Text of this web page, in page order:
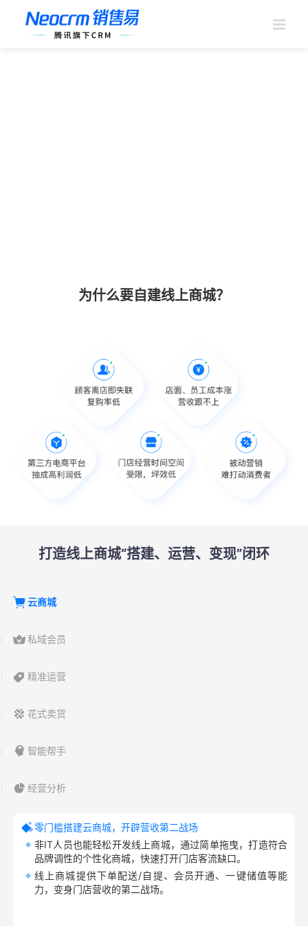
为什么要自建线上商城？
打造线上商城“搭建、运营、变现”闭环
云商城
私域会员
精准运营
花式卖货
智能帮手
经营分析
零门槛搭建云商城，开辟营收第二战场
非IT人员也能轻松开发线上商城，通过简单拖曳，打造符合
品牌调性的个性化商城，快速打开门店客流缺口。
线上商城提供下单配送/自提、会员开通、一键储值等能
力，变身门店营收的第二战场。